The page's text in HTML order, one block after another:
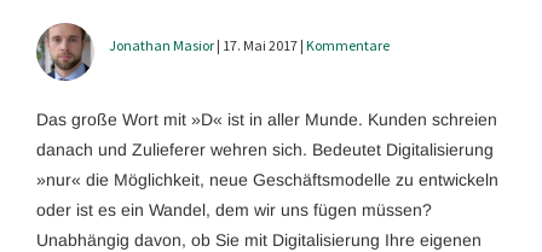
Jonathan Masior | 17. Mai 2017 | Kommentare
Das große Wort mit »D« ist in aller Munde. Kunden schreien
danach und Zulieferer wehren sich. Bedeutet Digitalisierung
»nur« die Möglichkeit, neue Geschäftsmodelle zu entwickeln
oder ist es ein Wandel, dem wir uns fügen müssen?
Unabhängig davon, ob Sie mit Digitalisierung Ihre eigenen